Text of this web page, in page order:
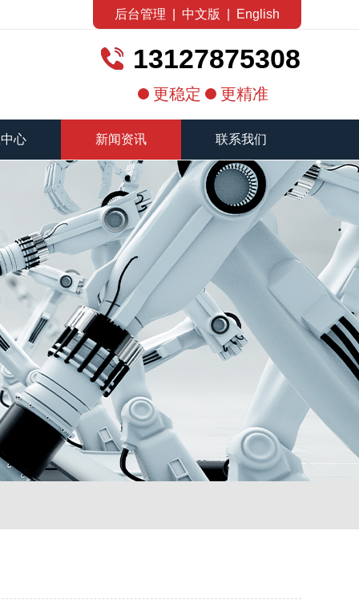
后台管理 中文版 English
13127875308
更稳定 更精准
心 新闻资讯 联系我们